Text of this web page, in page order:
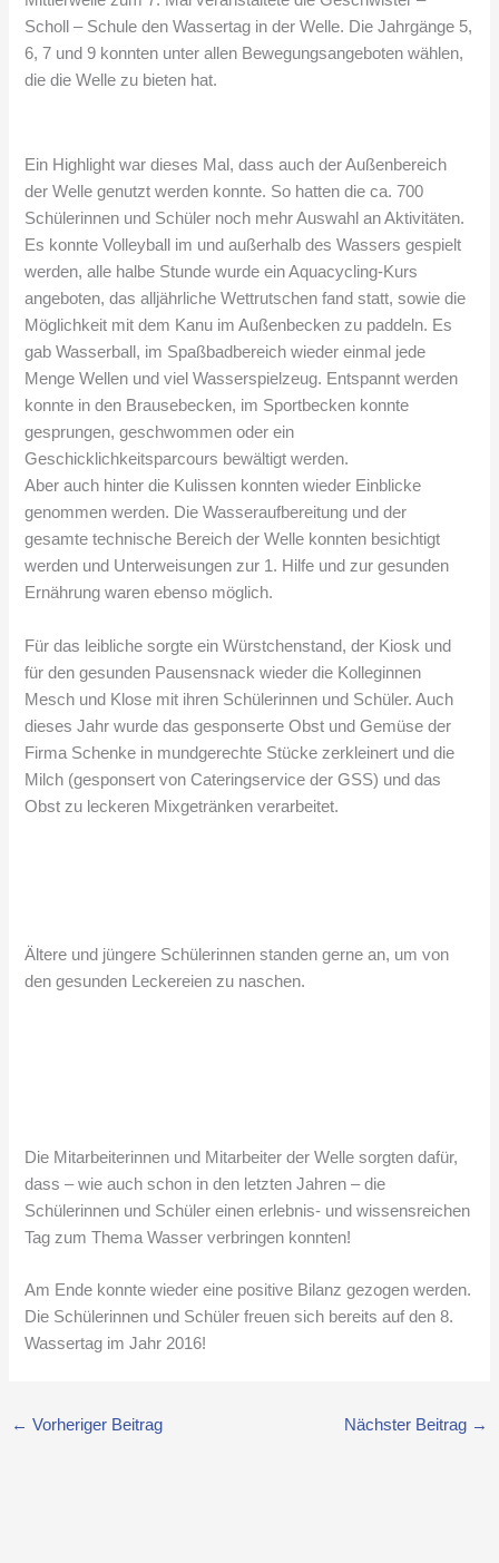
Scholl – Schule den Wassertag in der Welle. Die Jahrgänge 5,
6, 7 und 9 konnten unter allen Bewegungsangeboten wählen,
die die Welle zu bieten hat.
Ein Highlight war dieses Mal, dass auch der Außenbereich
der Welle genutzt werden konnte. So hatten die ca. 700
Schülerinnen und Schüler noch mehr Auswahl an Aktivitäten.
Es konnte Volleyball im und außerhalb des Wassers gespielt
werden, alle halbe Stunde wurde ein Aquacycling-Kurs
angeboten, das alljährliche Wettrutschen fand statt, sowie die
Möglichkeit mit dem Kanu im Außenbecken zu paddeln. Es
gab Wasserball, im Spaßbadbereich wieder einmal jede
Menge Wellen und viel Wasserspielzeug. Entspannt werden
konnte in den Brausebecken, im Sportbecken konnte
gesprungen, geschwommen oder ein
Geschicklichkeitsparcours bewältigt werden.
Aber auch hinter die Kulissen konnten wieder Einblicke
genommen werden. Die Wasseraufbereitung und der
gesamte technische Bereich der Welle konnten besichtigt
werden und Unterweisungen zur 1. Hilfe und zur gesunden
Ernährung waren ebenso möglich.
Für das leibliche sorgte ein Würstchenstand, der Kiosk und
für den gesunden Pausensnack wieder die Kolleginnen
Mesch und Klose mit ihren Schülerinnen und Schüler. Auch
dieses Jahr wurde das gesponserte Obst und Gemüse der
Firma Schenke in mundgerechte Stücke zerkleinert und die
Milch (gesponsert von Cateringservice der GSS) und das
Obst zu leckeren Mixgetränken verarbeitet.
Ältere und jüngere Schülerinnen standen gerne an, um von
den gesunden Leckereien zu naschen.
Die Mitarbeiterinnen und Mitarbeiter der Welle sorgten dafür,
dass – wie auch schon in den letzten Jahren – die
Schülerinnen und Schüler einen erlebnis- und wissensreichen
Tag zum Thema Wasser verbringen konnten!
Am Ende konnte wieder eine positive Bilanz gezogen werden.
Die Schülerinnen und Schüler freuen sich bereits auf den 8.
Wassertag im Jahr 2016!
← Vorheriger Beitrag Nächster Beitrag →